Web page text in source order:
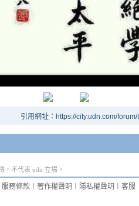
引用網址：https://city.udn.com/
，不代表 udn 立場。
服務條款 著作權聲明 隱私權聲明 客服